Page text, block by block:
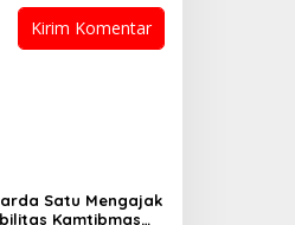
Satu Mengajak
Kamtibmas